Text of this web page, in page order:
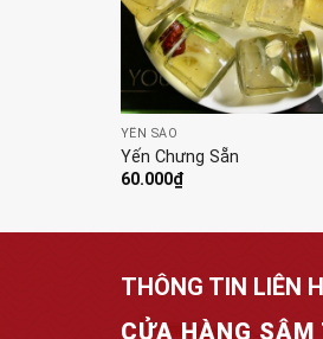
YẾN SÀO
Yến Chưng Sẵn
60.000₫
THÔNG TIN LIÊN
CỬA HÀNG SÂM